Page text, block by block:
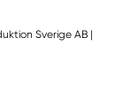
Sverige AB|